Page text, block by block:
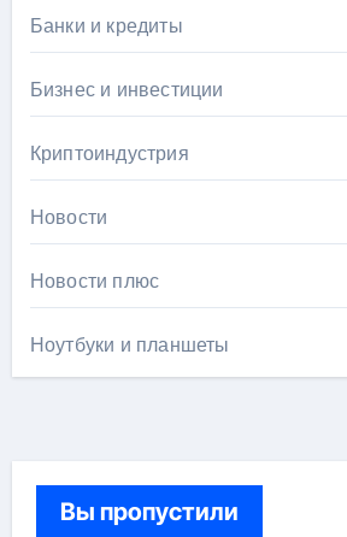
Банки и кредиты
Бизнес и инвестиции
Криптоиндустрия
Новости
Новости плюс
Ноутбуки и планшеты
Вы пропустили